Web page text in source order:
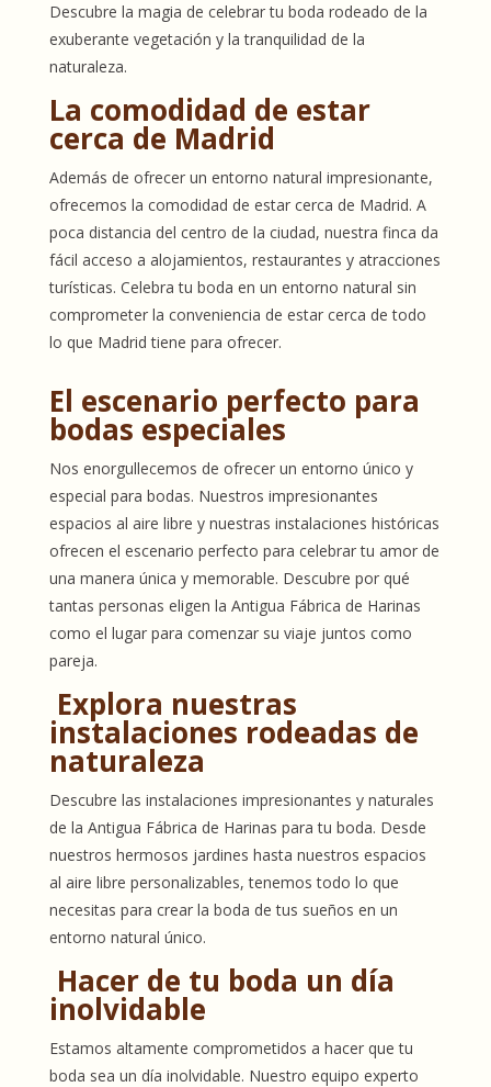
Descubre la magia de celebrar tu boda rodeado de la
exuberante vegetación y la tranquilidad de la
naturaleza.
La comodidad de estar
cerca de Madrid
Además de ofrecer un entorno natural impresionante,
ofrecemos la comodidad de estar cerca de Madrid. A
poca distancia del centro de la ciudad, nuestra finca da
fácil acceso a alojamientos, restaurantes y atracciones
turísticas. Celebra tu boda en un entorno natural sin
comprometer la conveniencia de estar cerca de todo
lo que Madrid tiene para ofrecer.
El escenario perfecto para
bodas especiales
Nos enorgullecemos de ofrecer un entorno único y
especial para bodas. Nuestros impresionantes
espacios al aire libre y nuestras instalaciones históricas
ofrecen el escenario perfecto para celebrar tu amor de
una manera única y memorable. Descubre por qué
tantas personas eligen la Antigua Fábrica de Harinas
como el lugar para comenzar su viaje juntos como
pareja.
Explora nuestras
instalaciones rodeadas de
naturaleza
Descubre las instalaciones impresionantes y naturales
de la Antigua Fábrica de Harinas para tu boda. Desde
nuestros hermosos jardines hasta nuestros espacios
al aire libre personalizables, tenemos todo lo que
necesitas para crear la boda de tus sueños en un
entorno natural único.
Hacer de tu boda un día
inolvidable
Estamos altamente comprometidos a hacer que tu
boda sea un día inolvidable. Nuestro equipo experto